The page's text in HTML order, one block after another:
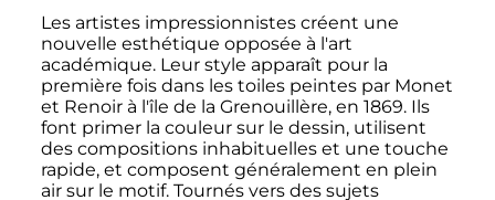
Les artistes impressionnistes créent une
nouvelle esthétique opposée à l'art
académique. Leur style apparaît pour la
première fois dans les toiles peintes par Monet
et Renoir à l'île de la Grenouillère, en 1869. Ils
font primer la couleur sur le dessin, utilisent
des compositions inhabituelles et une touche
rapide, et composent généralement en plein
air sur le motif. Tournés vers des sujets